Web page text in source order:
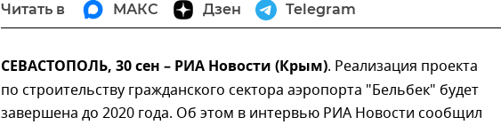
Читать в МАКС Дзен Telegram
СЕВАСТОПОЛЬ, 30 сен – РИА Новости (Крым). Реализация проекта
по строительству гражданского сектора аэропорта "Бельбек" будет
завершена до 2020 года. Об этом в интервью РИА Новости сообщил